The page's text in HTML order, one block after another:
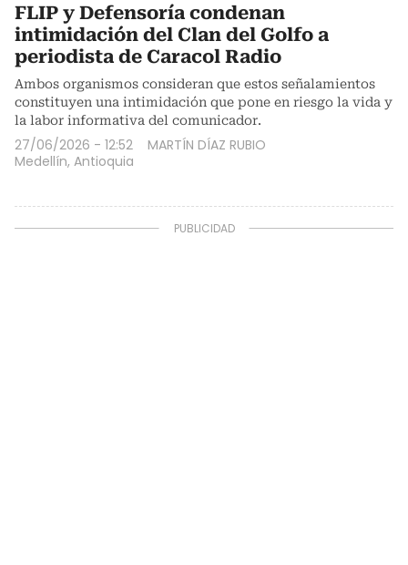
FLIP y Defensoría condenan
intimidación del Clan del Golfo a
periodista de Caracol Radio
Ambos organismos consideran que estos señalamientos
constituyen una intimidación que pone en riesgo la vida y
la labor informativa del comunicador.
27/06/2026 - 12:52
MARTÍN DÍAZ RUBIO
Medellín, Antioquia